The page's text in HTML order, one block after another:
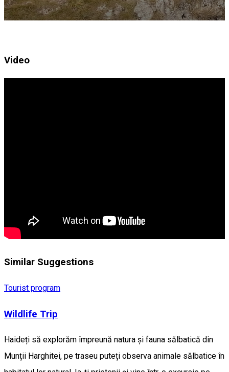
Video
Similar Suggestions
Tourist program
Wildlife Trip
Haideți să explorăm împreună natura și fauna sălbatică din
Munții Harghitei, pe traseu puteți observa animale sălbatice în